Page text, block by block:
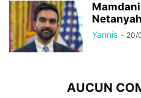
Yannis - 20/
AUCUN